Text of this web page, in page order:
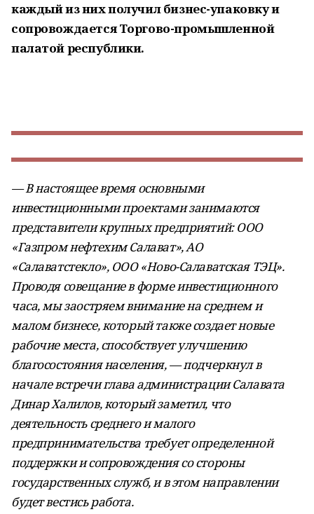
каждый из них получил бизнес-упаковку и
сопровождается Торгово-промышленной
палатой республики.
— В настоящее время основными
инвестиционными проектами занимаются
представители крупных предприятий: ООО
«Газпром нефтехим Салават», АО
«Салаватстекло», ООО «Ново-Салаватская ТЭЦ».
Проводя совещание в форме инвестиционного
часа, мы заостряем внимание на среднем и
малом бизнесе, который также создает новые
рабочие места, способствует улучшению
благосостояния населения, — подчеркнул в
начале встречи глава администрации Салавата
Динар Халилов, который заметил, что
деятельность среднего и малого
предпринимательства требует определенной
поддержки и сопровождения со стороны
государственных служб, и в этом направлении
будет вестись работа.